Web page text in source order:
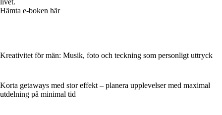
Hämta e-boken här
Kreativitet för män: Musik, foto och teckning som personligt uttryck
Korta getaways med stor effekt – planera upplevelser med maximal
utdelning på minimal tid